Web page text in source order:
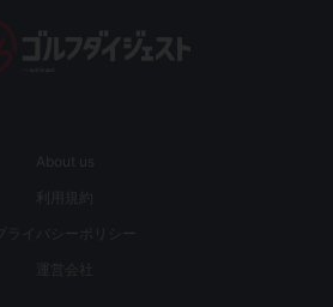
About us
利用規約
プライバシーポリシー